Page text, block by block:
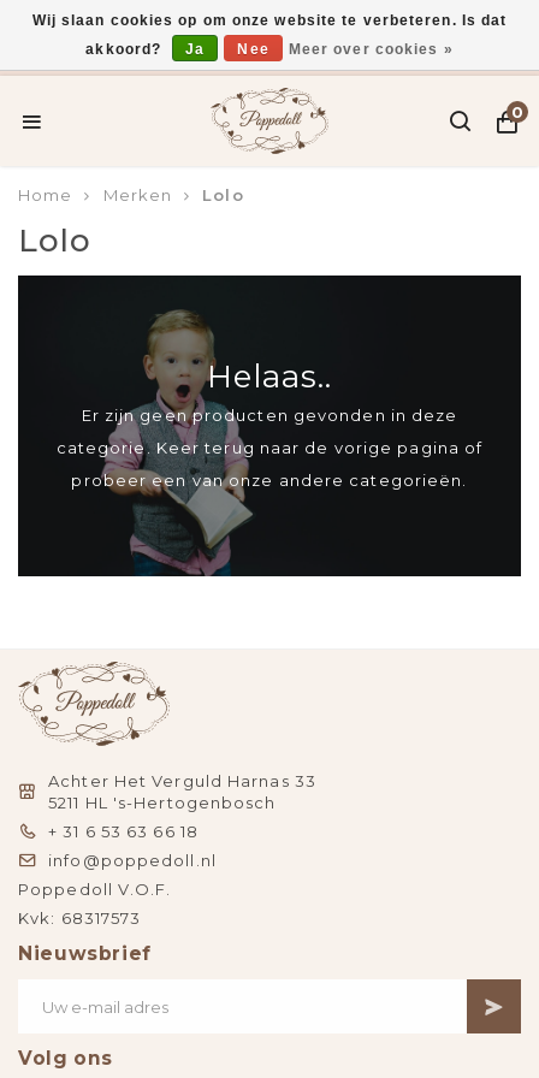
Voor 15:00 uur besteld, vandaag verzonden*
0
Home Merken Lolo
Lolo
Helaas..
Er zijn geen producten gevonden in deze
categorie. Keer terug naar de vorige pagina of
probeer een van onze andere categorieën.
Achter Het Verguld Harnas 33
5211 HL 's-Hertogenbosch
+ 31 6 53 63 66 18
info@poppedoll.nl
Poppedoll V.O.F.
Kvk: 68317573
Nieuwsbrief
Volg ons
Wij slaan cookies op om onze website te verbeteren. Is dat
akkoord?
Ja Nee Meer over cookies »